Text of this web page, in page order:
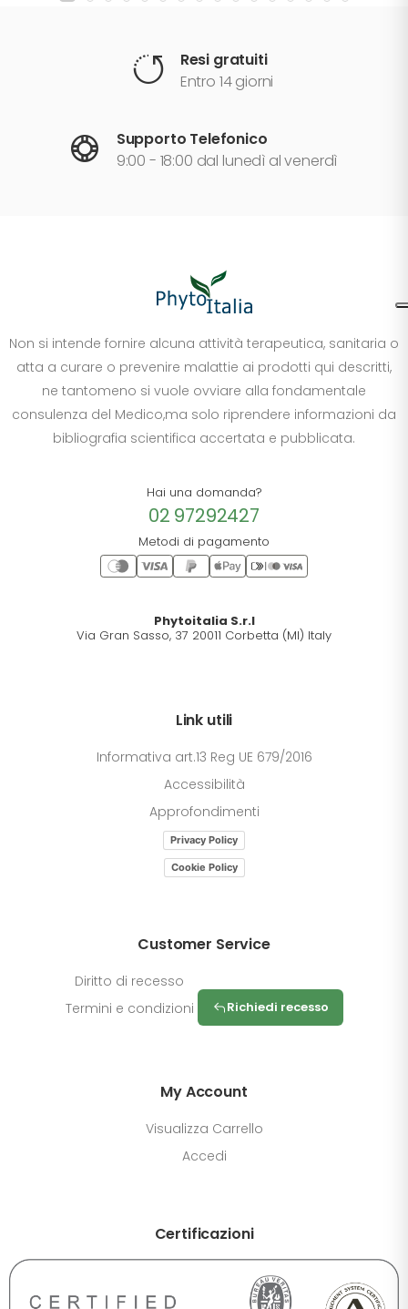
Resi gratuiti
Entro 14 giorni
Supporto Telefonico
9:00 - 18:00 dal lunedì al venerdì
Non si intende fornire alcuna attività terapeutica, sanitaria o
atta a curare o prevenire malattie ai prodotti qui descritti,
ne tantomeno si vuole ovviare alla fondamentale
consulenza del Medico,ma solo riprendere informazioni da
bibliografia scientifica accertata e pubblicata.
Hai una domanda?
02 97292427
Metodi di pagamento
Phytoitalia S.r.l
Via Gran Sasso, 37 20011 Corbetta (MI) Italy
Link utili
Informativa art.13 Reg UE 679/2016
Accessibilità
Approfondimenti
Privacy Policy
Cookie Policy
Customer Service
Diritto di recesso
Termini e condizioni
Richiedi recesso
My Account
Visualizza Carrello
Accedi
Certificazioni
+0% A+
Standard Alto Scuro